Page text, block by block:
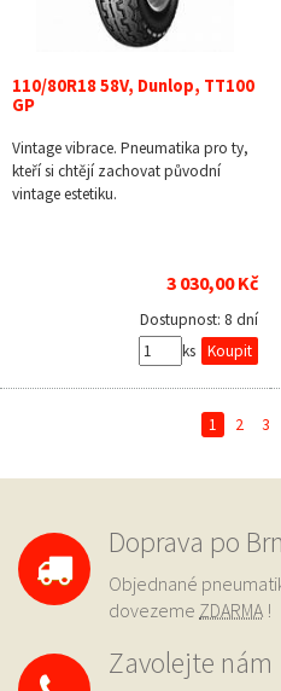
110/80R18 58V, Dunlop, TT100
GP
Vintage vibrace. Pneumatika pro ty,
kteří si chtějí zachovat původní
vintage estetiku.
3 030,00 Kč
Dostupnost: 8 dní
ks
1 2 3
Doprava po
Objednané
dovezeme ZDARMA !
Zavolejte nám